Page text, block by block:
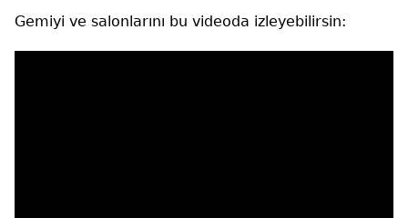
Gemiyi ve salonlarını bu videoda izleyebilirsin: